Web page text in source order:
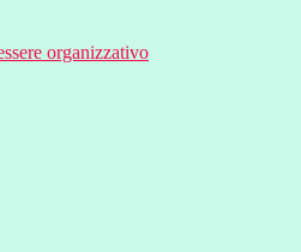
organizzativo